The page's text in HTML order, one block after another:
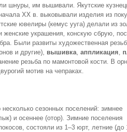
шнуры, им вышивали. Якутские
ХХ в. выковывали изделия из
ювелиры (кемус ууга) делали из
женские украшения, конскую сбрую,
Были развиты художественная
и другие), вышивка аппликация
резьба по мамонтовой кости. В
мотив на чепраках.
сезонных поселений: зимнее
и осеннее (отор). Зимние поселения
состояли из 1–3 юрт, летние (до